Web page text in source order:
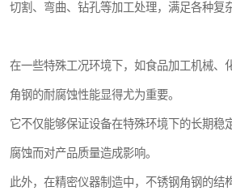
切割、弯曲、钻孔等加工处理，满足各种复
在一些特殊工况环境下，如食品加工机械、
角钢的耐腐蚀性能显得尤为重要。
它不仅能够保证设备在特殊环境下的长期稳
腐蚀而对产品质量造成影响。
此外，在精密仪器制造中，不锈钢角钢的结